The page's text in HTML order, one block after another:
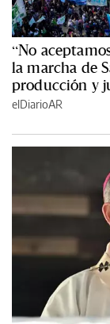
“No
la marcha de
producción y
elDiarioAR